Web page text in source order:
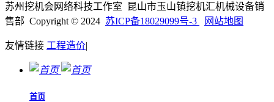
苏州挖机会网络科技工作室 昆山市玉山镇挖机汇机械设备销
售部 Copyright © 2024 苏ICP备18029099号-3 网站地图
友情链接 工程造价|
首页